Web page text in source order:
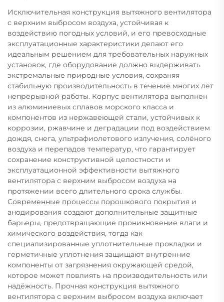
Исключительная конструкция вытяжного вентилятора
с верхним выбросом воздуха, устойчивая к
воздействию погодных условий, и его превосходные
эксплуатационные характеристики делают его
идеальным решением для требовательных наружных
установок, где оборудование должно выдерживать
экстремальные природные условия, сохраняя
стабильную производительность в течение многих лет
непрерывной работы. Корпус вентилятора выполнен
из алюминиевых сплавов морского класса и
компонентов из нержавеющей стали, устойчивых к
коррозии, ржавчине и деградации под воздействием
дождя, снега, ультрафиолетового излучения, солёного
воздуха и перепадов температур, что гарантирует
сохранение конструктивной целостности и
эксплуатационной эффективности вытяжного
вентилятора с верхним выбросом воздуха на
протяжении всего длительного срока службы.
Современные процессы порошкового покрытия и
анодирования создают дополнительные защитные
барьеры, предотвращающие проникновение влаги и
химического воздействия, тогда как
специализированные уплотнительные прокладки и
герметичные уплотнения защищают внутренние
компоненты от загрязнения окружающей средой,
которое может повлиять на производительность или
надёжность. Прочная конструкция вытяжного
вентилятора с верхним выбросом воздуха включает